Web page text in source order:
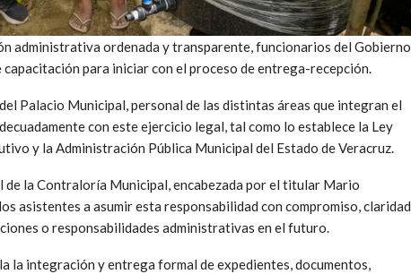
administrativa ordenada y transparente, funcionarios del Gobierno
para iniciar con el proceso de entrega-recepción.
Palacio Municipal, personal de las distintas áreas que integran el
con este ejercicio legal, tal como lo establece la Ley
y la Administración Pública Municipal del Estado de Veracruz.
la Contraloría Municipal, encabezada por el titular Mario
asistentes a asumir esta responsabilidad con compromiso, claridad
o responsabilidades administrativas en el futuro.
la integración y entrega formal de expedientes, documentos,